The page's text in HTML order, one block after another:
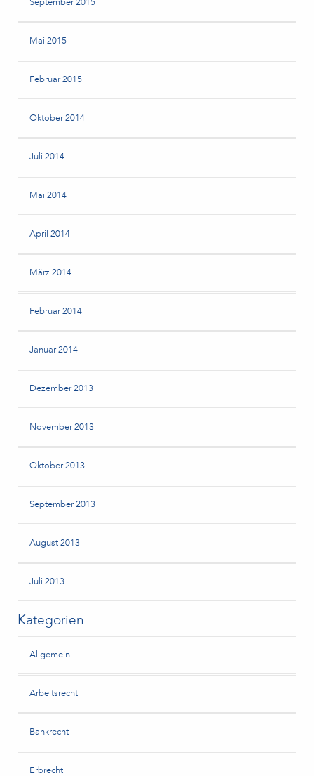
September 2015
Mai 2015
Februar 2015
Oktober 2014
Juli 2014
Mai 2014
April 2014
März 2014
Februar 2014
Januar 2014
Dezember 2013
November 2013
Oktober 2013
September 2013
August 2013
Juli 2013
Kategorien
Allgemein
Arbeitsrecht
Bankrecht
Erbrecht